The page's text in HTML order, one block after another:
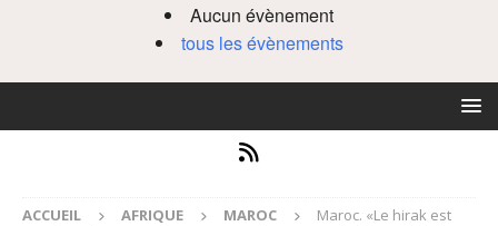
Aucun évènement
tous les évènements
ACCUEIL AFRIQUE MAROC
Maroc. «Le hirak est